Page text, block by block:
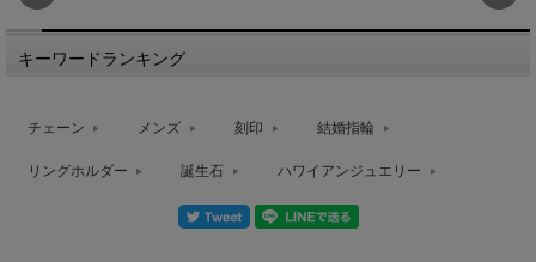
キーワードランキング
チェーン メンズ 刻印 結婚指輪
リングホルダー 誕生石 ハワイアンジュエリー